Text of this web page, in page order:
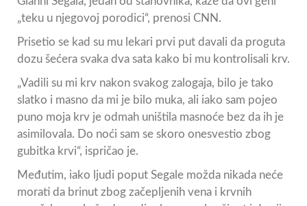
„teku u njegovoj porodici“, prenosi CNN.
Prisetio se kad su mu lekari prvi put davali da proguta
dozu šećera svaka dva sata kako bi mu kontrolisali krv.
„Vadili su mi krv nakon svakog zalogaja, bilo je tako
slatko i masno da mi je bilo muka, ali iako sam pojeo
puno moja krv je odmah uništila masnoće bez da ih je
asimilovala. Do noći sam se skoro onesvestio zbog
gubitka krvi“, ispričao je.
Međutim, iako ljudi poput Segale možda nikada neće
morati da brinut zbog začepljenih vena i krvnih